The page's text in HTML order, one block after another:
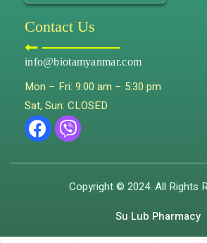
Contact Us
info@biotamyanmar.com
Mon – Fri: 9:00 am – 5:30 pm
Sat, Sun: CLOSED
Copyright © 2024. All Rights
Su Lub Pharmacy